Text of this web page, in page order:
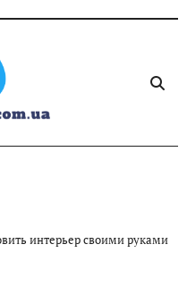
интерьер своими руками